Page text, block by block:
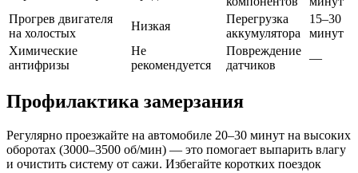
Прогрев двигателя
на холостых
Низкая
Перегрузка
аккумулятора
15–30
минут
Химические
антифризы
Не
рекомендуется
Повреждение
датчиков
—
Профилактика замерзания
Регулярно проезжайте на автомобиле 20–30 минут на высоких
оборотах (3000–3500 об/мин) — это помогает выпарить влагу
и очистить систему от сажи. Избегайте коротких поездок